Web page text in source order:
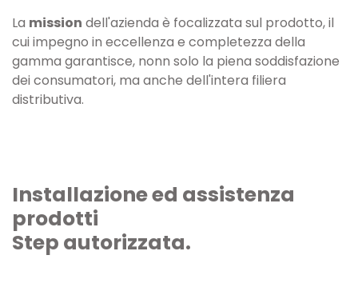
La mission dell'azienda è focalizzata sul prodotto, il
cui impegno in eccellenza e completezza della
gamma garantisce, nonn solo la piena soddisfazione
dei consumatori, ma anche dell'intera filiera
distributiva.
Installazione ed assistenza
prodotti
Step autorizzata.